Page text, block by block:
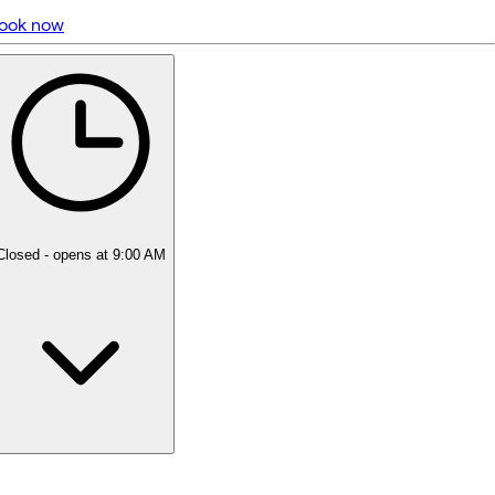
5 rating with 202 votes
5.0
now
- opens at 9:00 AM